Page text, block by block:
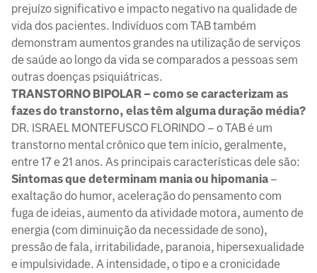
prejuízo significativo e impacto negativo na qualidade de
vida dos pacientes. Indivíduos com TAB também
demonstram aumentos grandes na utilização de serviços
de saúde ao longo da vida se comparados a pessoas sem
outras doenças psiquiátricas.
TRANSTORNO BIPOLAR – como se caracterizam as
fazes do transtorno, elas têm alguma duração média?
DR. ISRAEL MONTEFUSCO FLORINDO – o TAB é um
transtorno mental crônico que tem início, geralmente,
entre 17 e 21 anos. As principais características dele são:
Sintomas que determinam mania ou hipomania –
exaltação do humor, aceleração do pensamento com
fuga de ideias, aumento da atividade motora, aumento de
energia (com diminuição da necessidade de sono),
pressão de fala, irritabilidade, paranoia, hipersexualidade
e impulsividade. A intensidade, o tipo e a cronicidade